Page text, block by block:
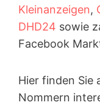
Kleinanzeigen,
DHD24 sowie
Facebook
Hier finden Sie
Nommern